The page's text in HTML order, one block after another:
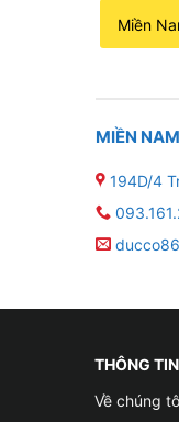
Miền
MIỀN NAM
194D/4
THÔNG
Về chúng